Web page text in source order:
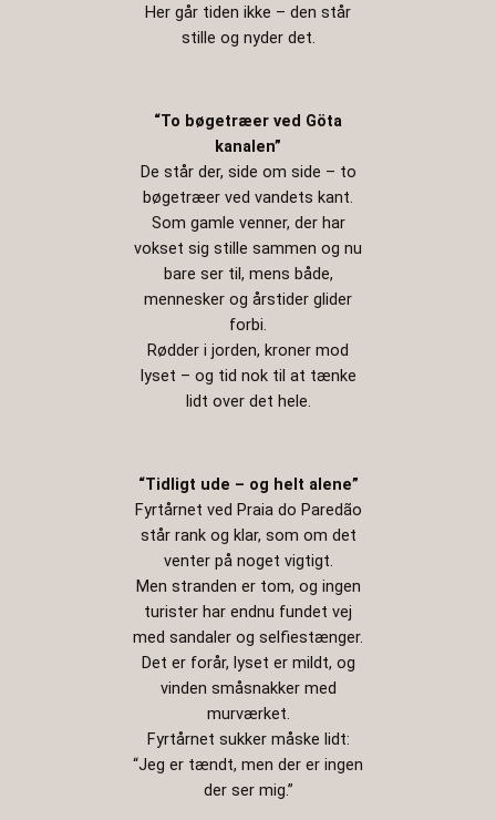
Her går tiden ikke – den står
stille og nyder det.
“To bøgetræer ved Göta
kanalen”
De står der, side om side – to
bøgetræer ved vandets kant.
Som gamle venner, der har
vokset sig stille sammen og nu
bare ser til, mens både,
mennesker og årstider glider
forbi.
Rødder i jorden, kroner mod
lyset – og tid nok til at tænke
lidt over det hele.
“Tidligt ude – og helt alene”
Fyrtårnet ved Praia do Paredão
står rank og klar, som om det
venter på noget vigtigt.
Men stranden er tom, og ingen
turister har endnu fundet vej
med sandaler og selfiestænger.
Det er forår, lyset er mildt, og
vinden småsnakker med
murværket.
Fyrtårnet sukker måske lidt:
“Jeg er tændt, men der er ingen
der ser mig.”